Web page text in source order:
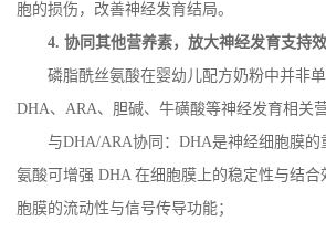
胞的损伤，改善神经发育结局。
4.协同其他营养素，放大神经发育支持
磷脂酰丝氨酸在婴幼儿配方奶粉中并非
DHA、 ARA、胆碱、牛磺酸等神经发育相关
与DHA/ARA协同： DHA是神经细胞膜的
氨酸可增强 DHA 在细胞膜上的稳定性与结合
胞膜的流动性与信号传导功能；